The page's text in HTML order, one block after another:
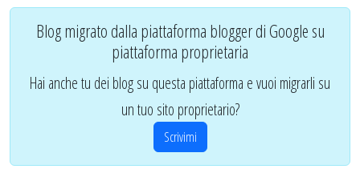
Blog migrato dalla piattaforma blogger di Google su
piattaforma proprietaria
Hai anche tu dei blog su questa piattaforma e vuoi migrarli su
un tuo sito proprietario?
Scrivimi